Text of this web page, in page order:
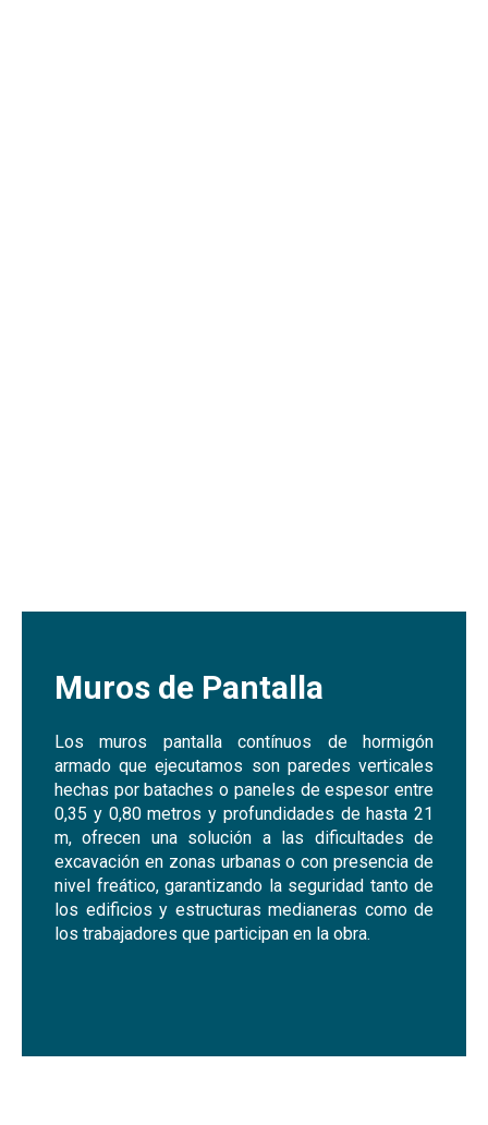
Muros de Pantalla
Los muros pantalla contínuos de hormigón
armado que ejecutamos son paredes verticales
hechas por bataches o paneles de espesor entre
0,35 y 0,80 metros y profundidades de hasta 21
m, ofrecen una solución a las dificultades de
excavación en zonas urbanas o con presencia de
nivel freático, garantizando la seguridad tanto de
los edificios y estructuras medianeras como de
los trabajadores que participan en la obra.